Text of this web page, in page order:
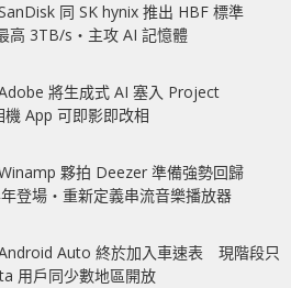
同 SK hynix 推出 HBF 標準
高 3TB/s‧主攻 AI 記憶體
將生成式 AI 塞入 Project
App 可即影即改相
夥拍 Deezer 準備強勢回歸
登場‧重新定義串流音樂播放器
Auto 終於加入車速表 現階段只
用戶同少數地區開放